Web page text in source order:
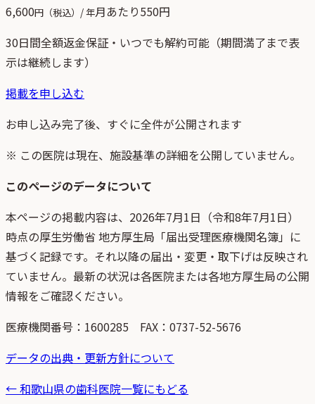
6,600円（税込）/ 年月あたり550円
30日間全額返金保証・いつでも解約可能（期間満了まで表
示は継続します）
掲載を申し込む
お申し込み完了後、すぐに全件が公開されます
※ この医院は現在、施設基準の詳細を公開していません。
このページのデータについて
本ページの掲載内容は、 2026年7月1日 （令和8年7月1日）
時点の厚生労働省 地方厚生局「届出受理医療機関名簿」 に
基づく記録です。それ以降の届出・変更・取下げは反映され
ていません。最新の状況は各医院または各地方厚生局の公開
情報をご確認ください。
医療機関番号： 1600285 FAX：0737-52-5676
データの出典・更新方針について
←和歌山県の歯科医院一覧にもどる